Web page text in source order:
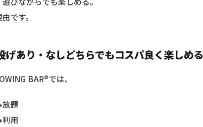
です。
げあり・なしどちらでもコスパ良く楽しめる
BAR®︎では、
放題
利用